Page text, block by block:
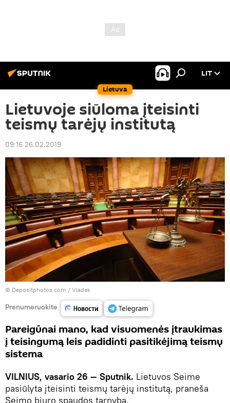
Lietuva
LIT
Lietuvoje siūloma įteisinti
teismų tarėjų institutą
09:16 26.02.2019
© Depositphotos.com / Vladek
Prenumeruokite
Pareigūnai mano, kad visuomenės įtraukimas
į teisingumą leis padidinti pasitikėjimą teismų
sistema
VILNIUS, vasario 26 — Sputnik. Lietuvos Seime
pasiūlyta įteisinti teismų tarėjų institutą, praneša
Seimo biuro spaudos tarnyba.